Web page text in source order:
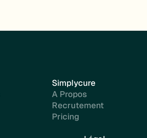
Simplycure
A Propos
Recrutement
Pricing